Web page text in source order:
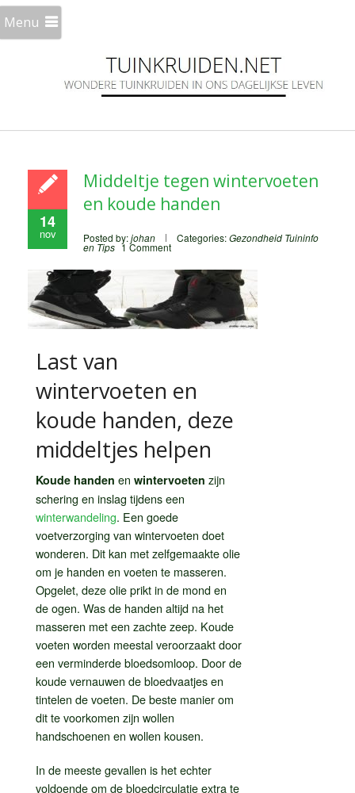
Menu
14
nov
Middeltje tegen wintervoeten
en koude handen
Posted by:johan Categories:Gezondheid Tuininfo
en Tips 1 Comment
Last van
wintervoeten en
koude handen, deze
middeltjes helpen
Koude handen en wintervoeten zijn
schering en inslag tijdens een
winterwandeling. Een goede
voetverzorging van wintervoeten doet
wonderen. Dit kan met zelfgemaakte olie
om je handen en voeten te masseren.
Opgelet, deze olie prikt in de mond en
de ogen. Was de handen altijd na het
masseren met een zachte zeep. Koude
voeten worden meestal veroorzaakt door
een verminderde bloedsomloop. Door de
koude vernauwen de bloedvaatjes en
tintelen de voeten. De beste manier om
dit te voorkomen zijn wollen
handschoenen en wollen kousen.
In de meeste gevallen is het echter
voldoende om de bloedcirculatie extra te